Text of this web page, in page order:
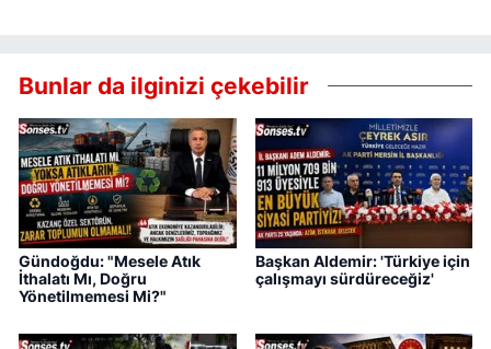
Bunlar da ilginizi çekebilir
Gündoğdu: "Mesele Atık
İthalatı Mı, Doğru
Yönetilmemesi Mi?"
Başkan Aldemir: 'Türkiye için
çalışmayı sürdüreceğiz'